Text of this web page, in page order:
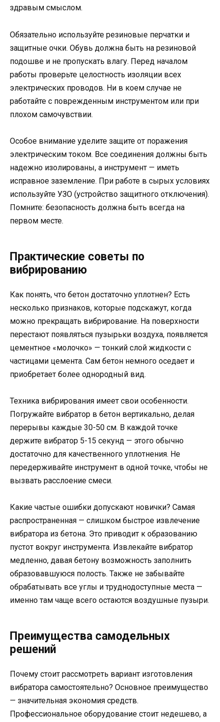
здравым смыслом.
Обязательно используйте резиновые перчатки и
защитные очки. Обувь должна быть на резиновой
подошве и не пропускать влагу. Перед началом
работы проверьте целостность изоляции всех
электрических проводов. Ни в коем случае не
работайте с поврежденным инструментом или при
плохом самочувствии.
Особое внимание уделите защите от поражения
электрическим током. Все соединения должны быть
надежно изолированы, а инструмент — иметь
исправное заземление. При работе в сырых условиях
используйте УЗО (устройство защитного отключения).
Помните: безопасность должна быть всегда на
первом месте.
Практические советы по
вибрированию
Как понять, что бетон достаточно уплотнен? Есть
несколько признаков, которые подскажут, когда
можно прекращать вибрирование. На поверхности
перестают появляться пузырьки воздуха, появляется
цементное «молочко» — тонкий слой жидкости с
частицами цемента. Сам бетон немного оседает и
приобретает более однородный вид.
Техника вибрирования имеет свои особенности.
Погружайте вибратор в бетон вертикально, делая
перерывы каждые 30-50 см. В каждой точке
держите вибратор 5-15 секунд — этого обычно
достаточно для качественного уплотнения. Не
передерживайте инструмент в одной точке, чтобы не
вызвать расслоение смеси.
Какие частые ошибки допускают новички? Самая
распространенная — слишком быстрое извлечение
вибратора из бетона. Это приводит к образованию
пустот вокруг инструмента. Извлекайте вибратор
медленно, давая бетону возможность заполнить
образовавшуюся полость. Также не забывайте
обрабатывать все углы и труднодоступные места —
именно там чаще всего остаются воздушные пузыри.
Преимущества самодельных
решений
Почему стоит рассмотреть вариант изготовления
вибратора самостоятельно? Основное преимущество
— значительная экономия средств.
Профессиональное оборудование стоит недешево, а